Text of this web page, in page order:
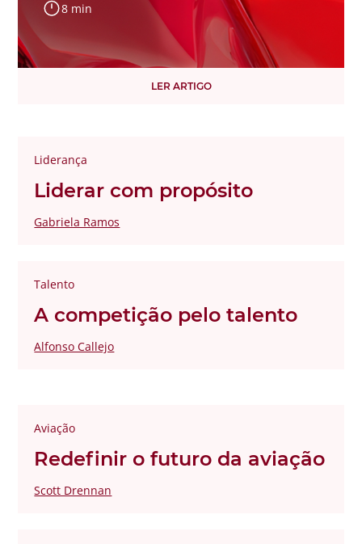
LER ARTIGO
8 min
Liderança
Liderar com propósito
Gabriela Ramos
Talento
A competição pelo talento
Alfonso Callejo
Aviação
Redefinir o futuro da aviação
Scott Drennan